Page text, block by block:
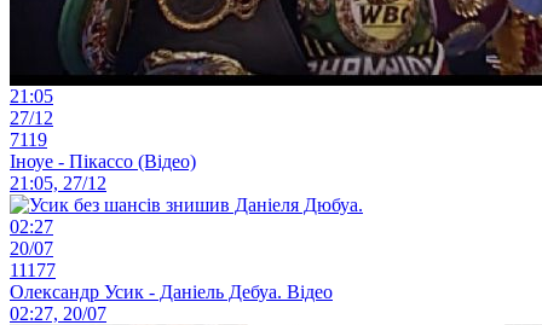
21:05
27/12
7119
Іноуе - Пікассо (Відео)
21:05, 27/12
02:27
20/07
11177
Олександр Усик - Даніель Дебуа. Відео
02:27, 20/07